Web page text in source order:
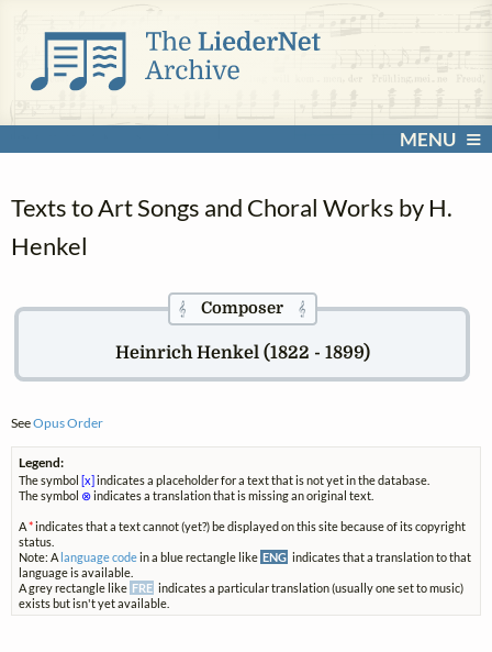
MENU
Texts to Art Songs and Choral Works by H.
Henkel
𝄞Composer 𝄞
Heinrich Henkel (1822 - 1899)
SeeOpus Order
Legend:
The symbol[x]indicates a placeholder for a text that is not yet in the database.
The symbol ⊗indicates a translation that is missing an original text.
A*indicates that a text cannot (yet?) be displayed on this site because of its copyright
status.
Note: A language codein a blue rectangle like ENG indicates that a translation to that
language is available.
A grey rectangle like FRE indicates a particular translation (usually one set to music)
exists but isn't yet available.